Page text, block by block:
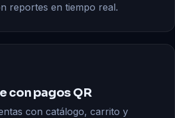
reportes en tiempo real.
con pagos QR
con catálogo, carrito y